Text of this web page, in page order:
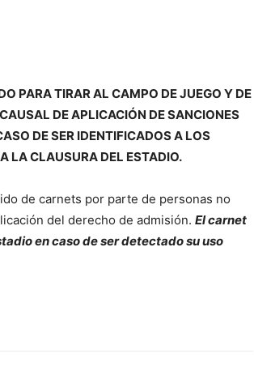
PARA TIRAR AL CAMPO DE JUEGO Y DE
DE APLICACIÓN DE SANCIONES
DE SER IDENTIFICADOS A LOS
LA CLAUSURA DEL ESTADIO.
de carnets por parte de personas no
del derecho de admisión. El carnet
en caso de ser detectado su uso